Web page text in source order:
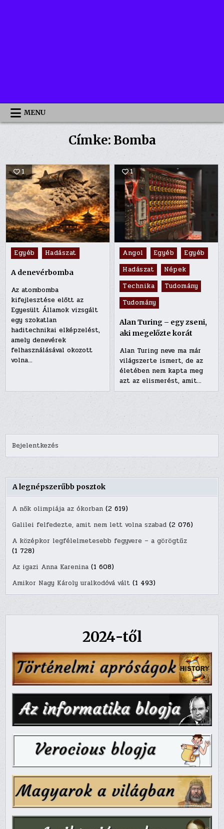
MENU
Címke: Bomba
1
Posted
in
Egyéb Hadászat
A denevérbomba
Az atombomba
kifejlesztése előtt az
Egyesült Államok vizsgált
egy szokatlan
haditechnikai elképzelést,
amely denevérek
felhasználásával okozott
volna…
1
Posted
in
Angol Egyéb
Egyéb
Hadászat
Népek
Technika
Tudomány
Tudomány
Alan Turing – egy zseni,
aki megelőzte korát
Alan Turing neve ma már
világszerte ismert, de az
életében nem kapta meg
azt az elismerést, amit…
Bejelentkezés
A legnépszerűbb posztok
A nők olimpiája az ókorban (2 619)
Galilei felfedezte, amit nem lett volna szabad (2 076)
A középkor legfélelmetesebb fegyvere – a görögtűz
(1 728)
Az igazi Anna Karenina (1 608)
Amikor Nagy Károly uralkodóvá vált (1 493)
2024-től